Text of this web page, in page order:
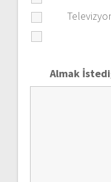
Almak